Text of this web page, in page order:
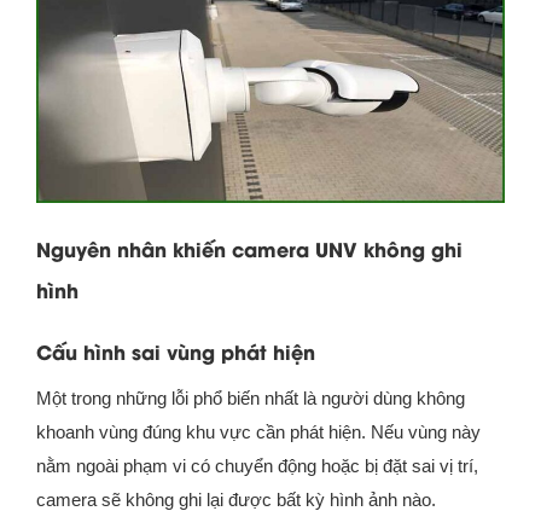
Nguyên nhân khiến camera UNV không ghi
hình
Cấu hình sai vùng phát hiện
Một trong những lỗi phổ biến nhất là người dùng không
khoanh vùng đúng khu vực cần phát hiện. Nếu vùng này
nằm ngoài phạm vi có chuyển động hoặc bị đặt sai vị trí,
camera sẽ không ghi lại được bất kỳ hình ảnh nào.